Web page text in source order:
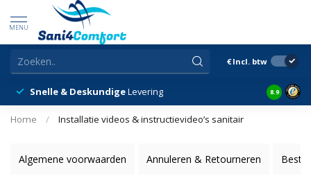
MENU
€ Incl. btw
Snelle & DeskundigeLevering 8.9
Home / Installatie videos & instructievideo’s sanitair
Algemene voorwaarden Annuleren & Retourneren